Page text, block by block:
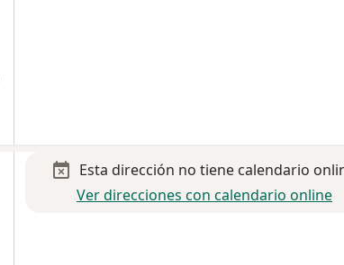
Esta dirección no tiene calendario
Ver direcciones con calendario online